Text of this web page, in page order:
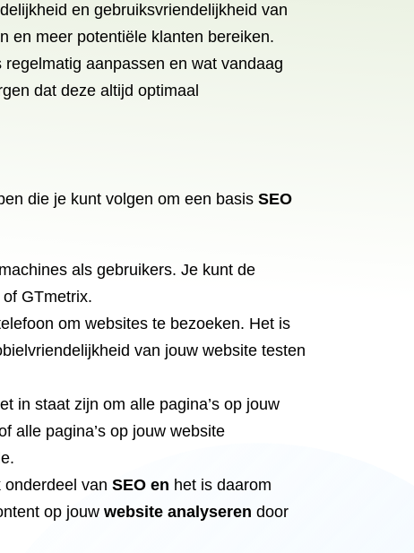
en gebruiksvriendelijkheid van
en meer potentiële klanten bereiken.
aanpassen en wat vandaag
dat deze altijd optimaal
die je kunt volgen om een basis SEO
als gebruikers. Je kunt de
GTmetrix.
om websites te bezoeken. Het is
van jouw website testen
in staat zijn om alle pagina’s op jouw
alle pagina’s op jouw website
van SEO en het is daarom
op jouw website analyseren door